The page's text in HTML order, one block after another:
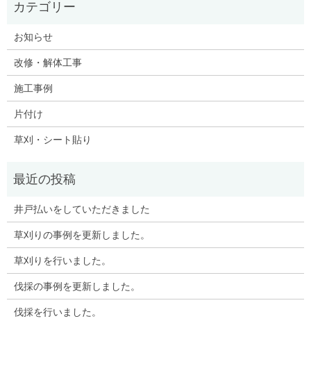
お知らせ
改修・解体工事
施工事例
片付け
草刈・シート貼り
井戸払いをしていただきました
草刈りの事例を更新しました。
草刈りを行いました。
伐採の事例を更新しました。
伐採を行いました。